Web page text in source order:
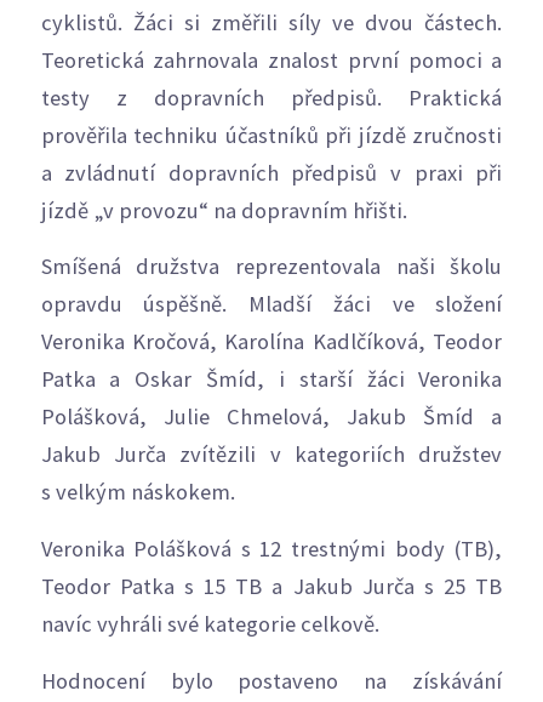
cyklistů. Žáci si změřili síly ve dvou částech.
Teoretická zahrnovala znalost první pomoci a
testy z dopravních předpisů. Praktická
prověřila techniku účastníků při jízdě zručnosti
a zvládnutí dopravních předpisů v praxi při
jízdě „v provozu“ na dopravním hřišti.
Smíšená družstva reprezentovala naši školu
opravdu úspěšně. Mladší žáci ve složení
Veronika Kročová, Karolína Kadlčíková, Teodor
Patka a Oskar Šmíd, i starší žáci Veronika
Polášková, Julie Chmelová, Jakub Šmíd a
Jakub Jurča zvítězili v kategoriích družstev
s velkým náskokem.
Veronika Polášková s 12 trestnými body (TB),
Teodor Patka s 15 TB a Jakub Jurča s 25 TB
navíc vyhráli své kategorie celkově.
Hodnocení bylo postaveno na získávání